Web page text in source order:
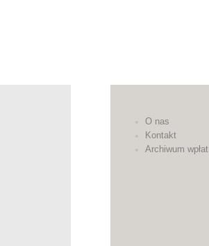
O nas
Kontakt
Archiwum wpłat